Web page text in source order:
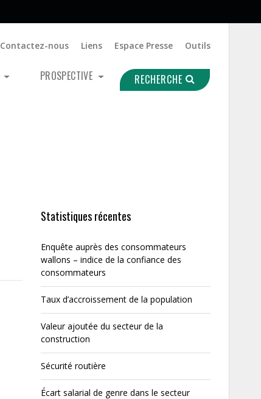
Contactez-nous Liens Espace Presse Outils
PROSPECTIVE RECHERCHE
Statistiques récentes
Enquête auprès des consommateurs
wallons – indice de la confiance des
consommateurs
Taux d’accroissement de la population
Valeur ajoutée du secteur de la
construction
Sécurité routière
Écart salarial de genre dans le secteur